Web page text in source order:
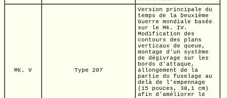
Mk. V Type 207
Version principale du
temps de la Deuxième
Guerre mondiale basée
sur le Mk. IV.
Modification des
contours des plans
verticaux de queue,
montage d'un système
de dégivrage sur les
bords d'attaque,
allongement de la
partie du fuselage au
delà de l'empennage
(15 pouces,
38,1 cm)
afin d'améliorer le